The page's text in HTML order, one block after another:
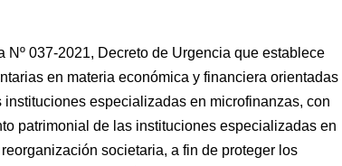
Nº 037-2021, Decreto de Urgencia que establece
en materia económica y financiera orientadas
instituciones especializadas en microfinanzas, con
patrimonial de las instituciones especializadas en
societaria, a fin de proteger los